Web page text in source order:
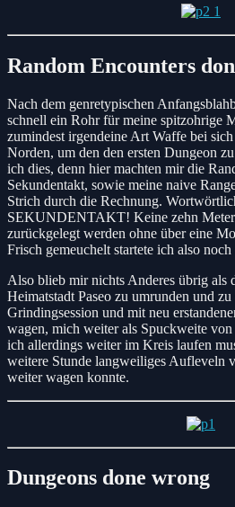
Random Encounters
Nach dem genretypischen
schnell ein Rohr für meine spitzohrige
zumindest irgendeine Art Waffe bei
Norden, um den den ersten Dungeon
ich dies, denn hier machten mir die
Sekundentakt, sowie meine naive
Strich durch die Rechnung.
SEKUNDENTAKT! Keine zehn Meter
zurückgelegt werden ohne über eine
Frisch gemeuchelt startete ich also
Also blieb mir nichts Anderes übrig als
Heimatstadt Paseo zu umrunden und
Grindingsession und mit neu
wagen, mich weiter als Spuckweite
ich allerdings weiter im Kreis laufen
weitere Stunde langweiliges Aufleveln
weiter wagen konnte.
Dungeons done wrong